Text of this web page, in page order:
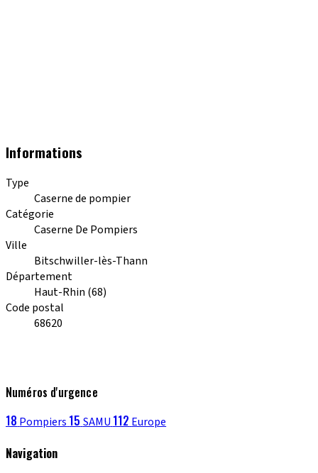
Informations
Type
Caserne de pompier
Catégorie
Caserne De Pompiers
Ville
Bitschwiller-lès-Thann
Département
Haut-Rhin (68)
Code postal
68620
Numéros d'urgence
18 Pompiers 15 SAMU 112 Europe
Navigation